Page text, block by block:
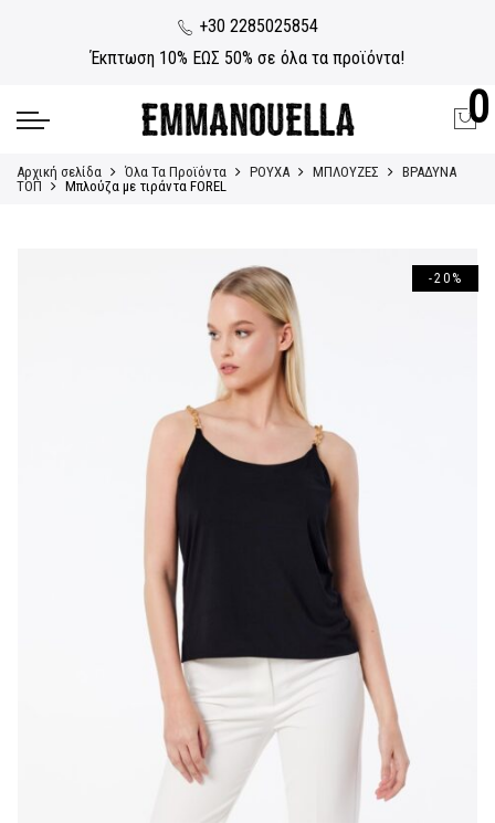
+30 2285025854
Έκπτωση 10% ΕΩΣ 50% σε όλα τα προϊόντα!
0
Αρχική σελίδα Όλα Τα Προϊόντα ΡΟΥΧΑ ΜΠΛΟΥΖΕΣ
ΒΡΑΔΥΝΑ
ΤΟΠ
Μπλούζα με τιράντα FOREL
-20%